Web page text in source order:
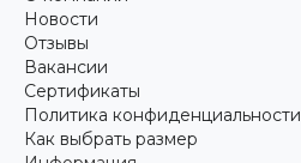
Новости
Отзывы
Вакансии
Сертификаты
Политика конфиденциальности
Как выбрать размер